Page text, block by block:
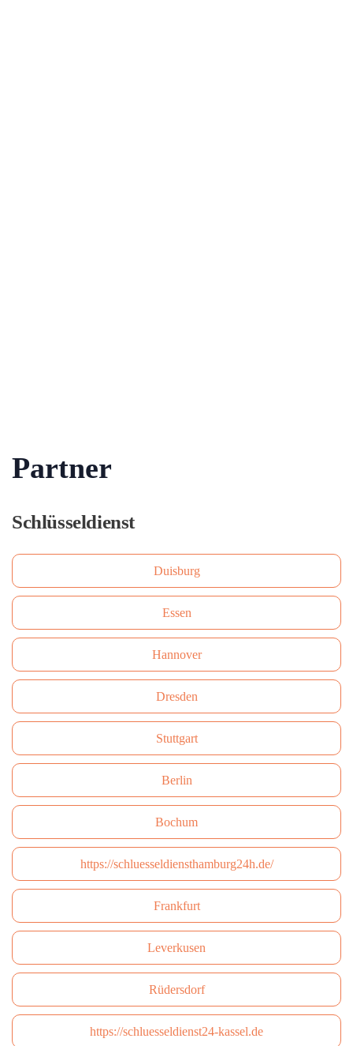
Partner
Schlüsseldienst
Duisburg
Essen
Hannover
Dresden
Stuttgart
Berlin
Bochum
https://schluesseldiensthamburg24h.de/
Frankfurt
Leverkusen
Rüdersdorf
https://schluesseldienst24-kassel.de